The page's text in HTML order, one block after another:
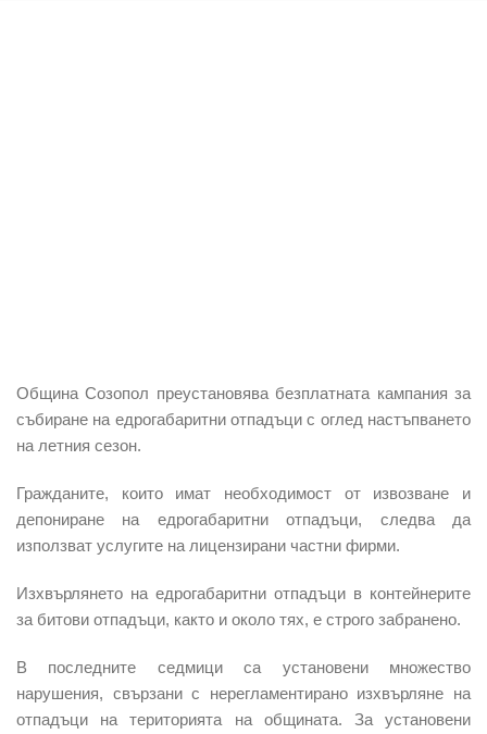
Община Созопол преустановява безплатната кампания за
събиране на едрогабаритни отпадъци с оглед настъпването
на летния сезон.
Гражданите, които имат необходимост от извозване и
депониране на едрогабаритни отпадъци, следва да
използват услугите на лицензирани частни фирми.
Изхвърлянето на едрогабаритни отпадъци в контейнерите
за битови отпадъци, както и около тях, е строго забранено.
В последните седмици са установени множество
нарушения, свързани с нерегламентирано изхвърляне на
отпадъци на територията на общината. За установени